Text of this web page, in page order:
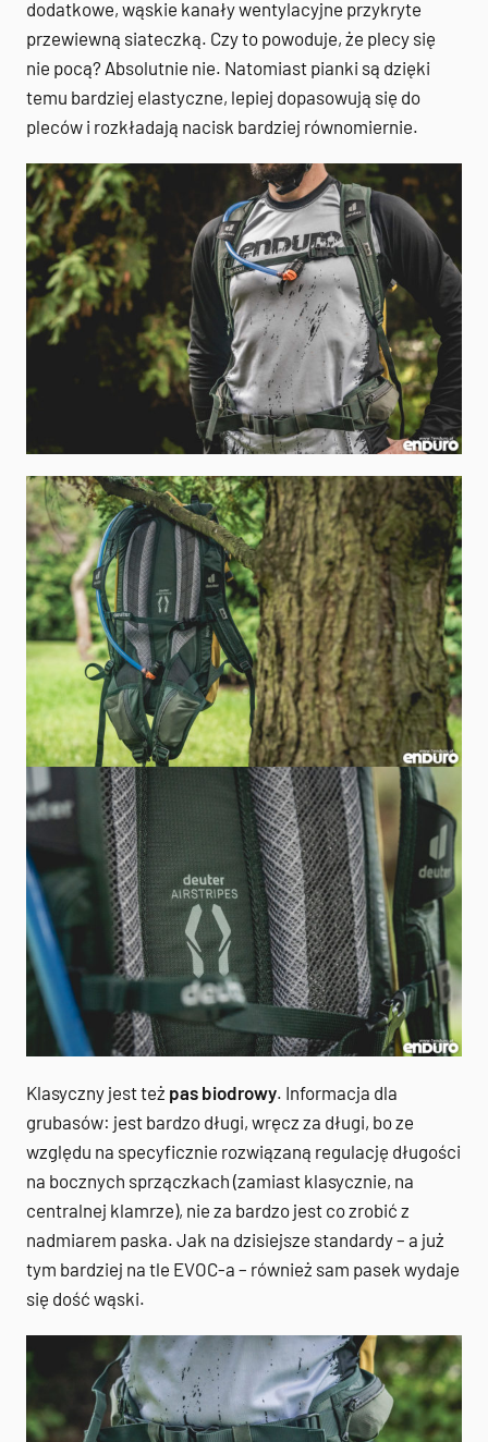
dodatkowe, wąskie kanały wentylacyjne przykryte
przewiewną siateczką. Czy to powoduje, że plecy się
nie pocą? Absolutnie nie. Natomiast pianki są dzięki
temu bardziej elastyczne, lepiej dopasowują się do
pleców i rozkładają nacisk bardziej równomiernie.
Klasyczny jest też pas biodrowy. Informacja dla
grubasów: jest bardzo długi, wręcz za długi, bo ze
względu na specyficznie rozwiązaną regulację długości
na bocznych sprzączkach (zamiast klasycznie, na
centralnej klamrze), nie za bardzo jest co zrobić z
nadmiarem paska. Jak na dzisiejsze standardy – a już
tym bardziej na tle EVOC-a – również sam pasek wydaje
się dość wąski.